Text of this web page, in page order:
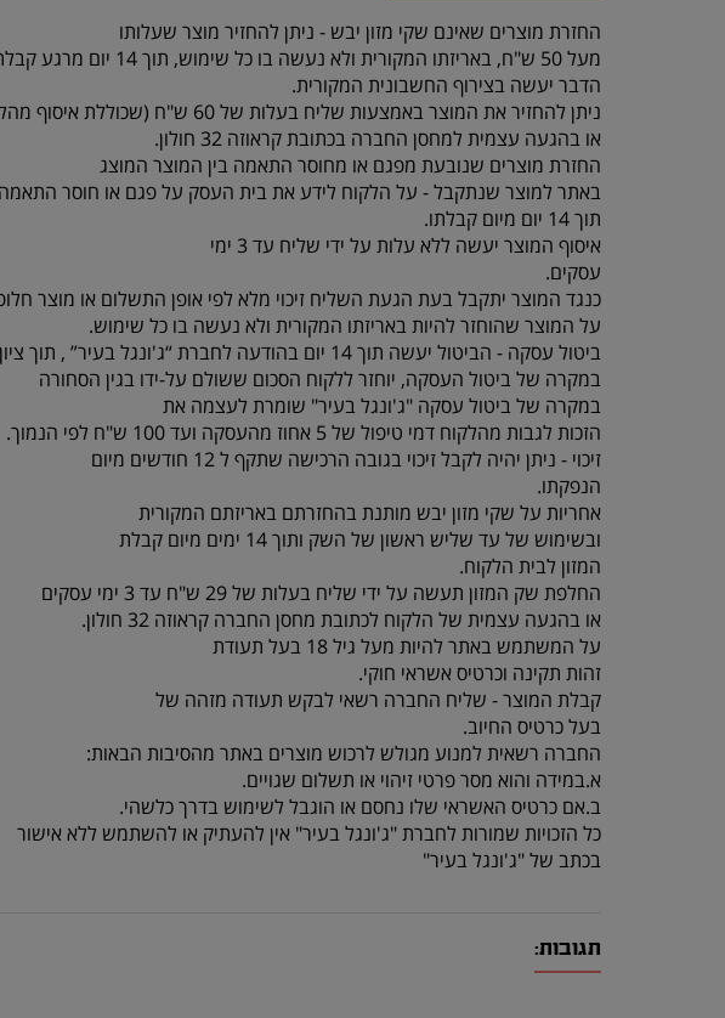
החזרת מוצרים שאינם שקי מזון יבש - ניתן להחזיר מוצר שעלותו
מעל 50 ש"ח, באריזתו המקורית ולא נעשה בו כל שימוש, תוך 14 יום מרגע קבלתו.
הדבר יעשה בצירוף החשבונית המקורית.
ניתן להחזיר את המוצר באמצעות שליח בעלות של 60 ש"ח (שכוללת איסוף מהלקוח והחזרה לחנות)
או בהגעה עצמית למחסן החברה בכתובת קראוזה 32 חולון.
החזרת מוצרים שנובעת מפגם או מחוסר התאמה בין המוצר המוצג
באתר למוצר שנתקבל - על הלקוח לידע את בית העסק על פגם או חוסר התאמה
תוך 14 יום מיום קבלתו.
איסוף המוצר יעשה ללא עלות על ידי שליח עד 3 ימי
עסקים.
כנגד המוצר יתקבל בעת הגעת השליח זיכוי מלא לפי אופן התשלום או מוצר
על המוצר שהוחזר להיות באריזתו המקורית ולא נעשה בו כל שימוש.
ביטול עסקה - הביטול יעשה תוך 14 יום בהודעה לחברת “ג'ונגל בעיר” , תוך ציון סיבת הביטול באמצעות טלפון 077-5523309.
במקרה של ביטול העסקה, יוחזר ללקוח הסכום ששולם על-ידו בגין הסחורה
במקרה של ביטול עסקה "ג'ונגל בעיר" שומרת לעצמה את
הזכות לגבות מהלקוח דמי טיפול של 5 אחוז מהעסקה ועד 100 ש"ח לפי הנמוך.
זיכוי - ניתן יהיה לקבל זיכוי בגובה הרכישה שתקף ל 12 חודשים מיום
הנפקתו.
אחריות על שקי מזון יבש מותנת בהחזרתם באריזתם המקורית
ובשימוש של עד שליש ראשון של השק ותוך 14 ימים מיום קבלת
המזון לבית הלקוח.
החלפת שק המזון תעשה על ידי שליח בעלות של 29 ש"ח עד 3 ימי עסקים
או בהגעה עצמית של הלקוח לכתובת מחסן החברה קראוזה 32 חולון.
על המשתמש באתר להיות מעל גיל 18 בעל תעודת
זהות תקינה וכרטיס אשראי חוקי.
קבלת המוצר - שליח החברה רשאי לבקש תעודה מזהה של
בעל כרטיס החיוב.
החברה רשאית למנוע מגולש לרכוש מוצרים באתר מהסיבות הבאות:
א.במידה והוא מסר פרטי זיהוי או תשלום שגויים.
ב.אם כרטיס האשראי שלו נחסם או הוגבל לשימוש בדרך כלשהי.
כל הזכויות שמורות לחברת "ג'ונגל בעיר" אין להעתיק או להשתמש ללא אישור
בכתב של "ג'ונגל בעיר"
תגובות: